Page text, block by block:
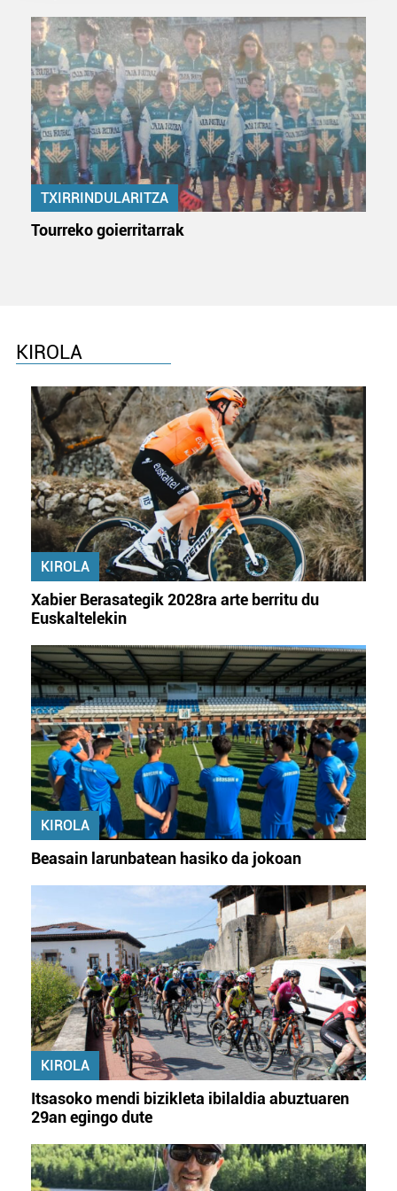
teknologia erabiliz, cookieak adibidez, iragarki eta eduki
pertsonalizatuak eskaintzeko, iragarkiak eta edukia
neurtzeko, jendeari buruzko informazioa biltzeko eta
produktuak garatzeko. Zure datuak nork eta zertarako
erabiltzen dituen hauta dezakezu.
Bazkide batzuek ez dizute baimenik eskatzen, eta beren
interes komertzial legitimoetan babesten dira. Ikusi gure
bazkideen zerrenda, beren ustez zein helburutarako
dezakezun ikusteko.
zure baimena Cookieen adierazpenean.
Webgune honek cookie propioak eta hirugarrenen cookie-
fitxategiak erabiltzen ditu. Zure esperientzia eta
zerbitzuak hobetzeko asmoz, cookie teknologiaz
baliatzen gara. Ohar hau onartuz gero, teknologia hori
erabiltzeko baimen esplizitua ematen diguzu.Gehiago
irakurri
TXIRRINDULARITZA
Tourreko goierritarrak
KIROLA
KIROLA
Xabier Berasategik 2028ra arte berritu du
Euskaltelekin
KIROLA
Beasain larunbatean hasiko da jokoan
KIROLA
Itsasoko mendi bizikleta ibilaldia abuztuaren
29an egingo dute